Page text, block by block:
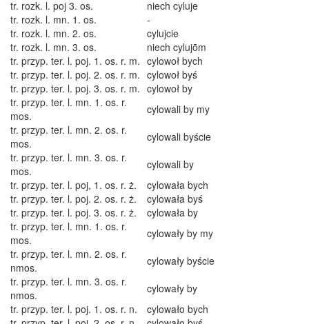
tr. rozk. l. poj 3. os.
niech cyluje
tr. rozk. l. mn. 1. os.
-
tr. rozk. l. mn. 2. os.
cylujcie
tr. rozk. l. mn. 3. os.
niech cylujōm
tr. przyp. ter. l. poj. 1. os. r. m. cylowoł bych
tr. przyp. ter. l. poj. 2. os. r. m. cylowoł byś
tr. przyp. ter. l. poj. 3. os. r. m. cylowoł by
tr. przyp. ter. l. mn. 1. os. r.
mos.
cylowali by my
tr. przyp. ter. l. mn. 2. os. r.
mos.
cylowali byście
tr. przyp. ter. l. mn. 3. os. r.
mos.
cylowali by
tr. przyp. ter. l. poj, 1. os. r. ż.
cylowała bych
tr. przyp. ter. l. poj. 2. os. r. ż.
cylowała byś
tr. przyp. ter. l. poj. 3. os. r. ż.
cylowała by
tr. przyp. ter. l. mn. 1. os. r.
mos.
cylowały by my
tr. przyp. ter. l. mn. 2. os. r.
nmos.
cylowały byście
tr. przyp. ter. l. mn. 3. os. r.
nmos.
cylowały by
tr. przyp. ter. l. poj. 1. os. r. n.
cylowało bych